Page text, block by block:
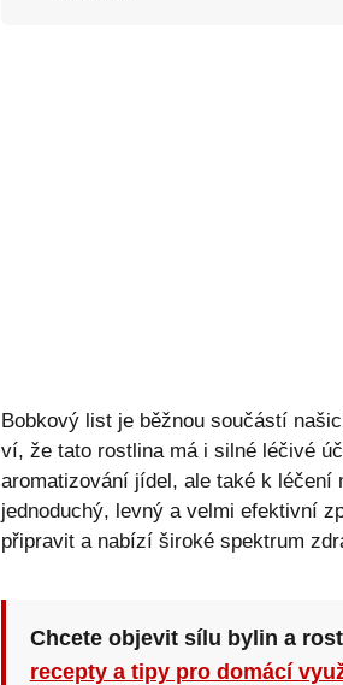
Bobkový list je běžnou součástí
ví, že tato rostlina má i silné léčivé
aromatizování jídel, ale také k léčení
jednoduchý, levný a velmi efektivní
připravit a nabízí široké spektrum
Chcete objevit sílu bylin a
recepty a tipy pro domácí